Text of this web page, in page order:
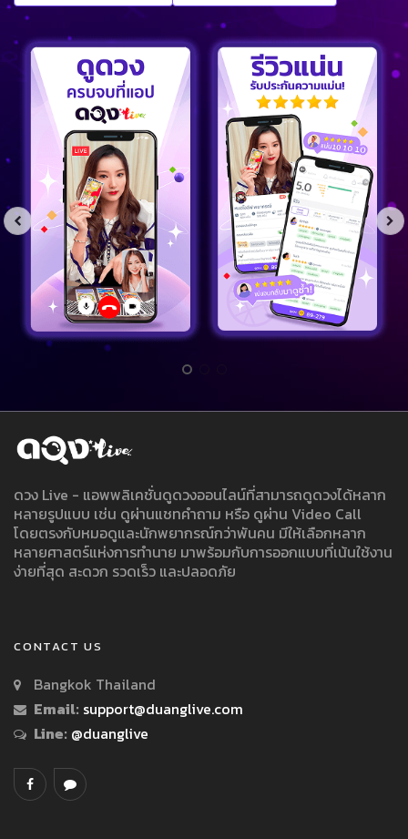
ดวง Live - แอพพลิเคชั่นดูดวงออนไลน์ที่สามารถดูดวงได้หลาก
หลายรูปแบบ เช่น ดูผ่านแชทคำถาม หรือ ดูผ่าน Video Call
โดยตรงกับหมอดูและนักพยากรณ์กว่าพันคน มีให้เลือกหลาก
หลายศาสตร์แห่งการทำนาย มาพร้อมกับการออกแบบที่เน้นใช้งาน
ง่ายที่สุด สะดวก รวดเร็ว และปลอดภัย
CONTACT US
Bangkok Thailand
Email: support@duanglive.com
Line: @duanglive